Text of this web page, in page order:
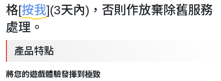
格[按我](3天內)，否則作放棄除舊服務
處理。
產品特點
將您的遊戲體驗發揮到極致